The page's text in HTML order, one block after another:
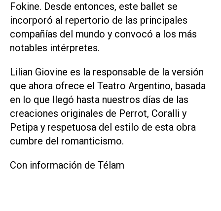
Fokine. Desde entonces, este ballet se
incorporó al repertorio de las principales
compañías del mundo y convocó a los más
notables intérpretes.
Lilian Giovine es la responsable de la versión
que ahora ofrece el Teatro Argentino, basada
en lo que llegó hasta nuestros días de las
creaciones originales de Perrot, Coralli y
Petipa y respetuosa del estilo de esta obra
cumbre del romanticismo.
Con información de Télam